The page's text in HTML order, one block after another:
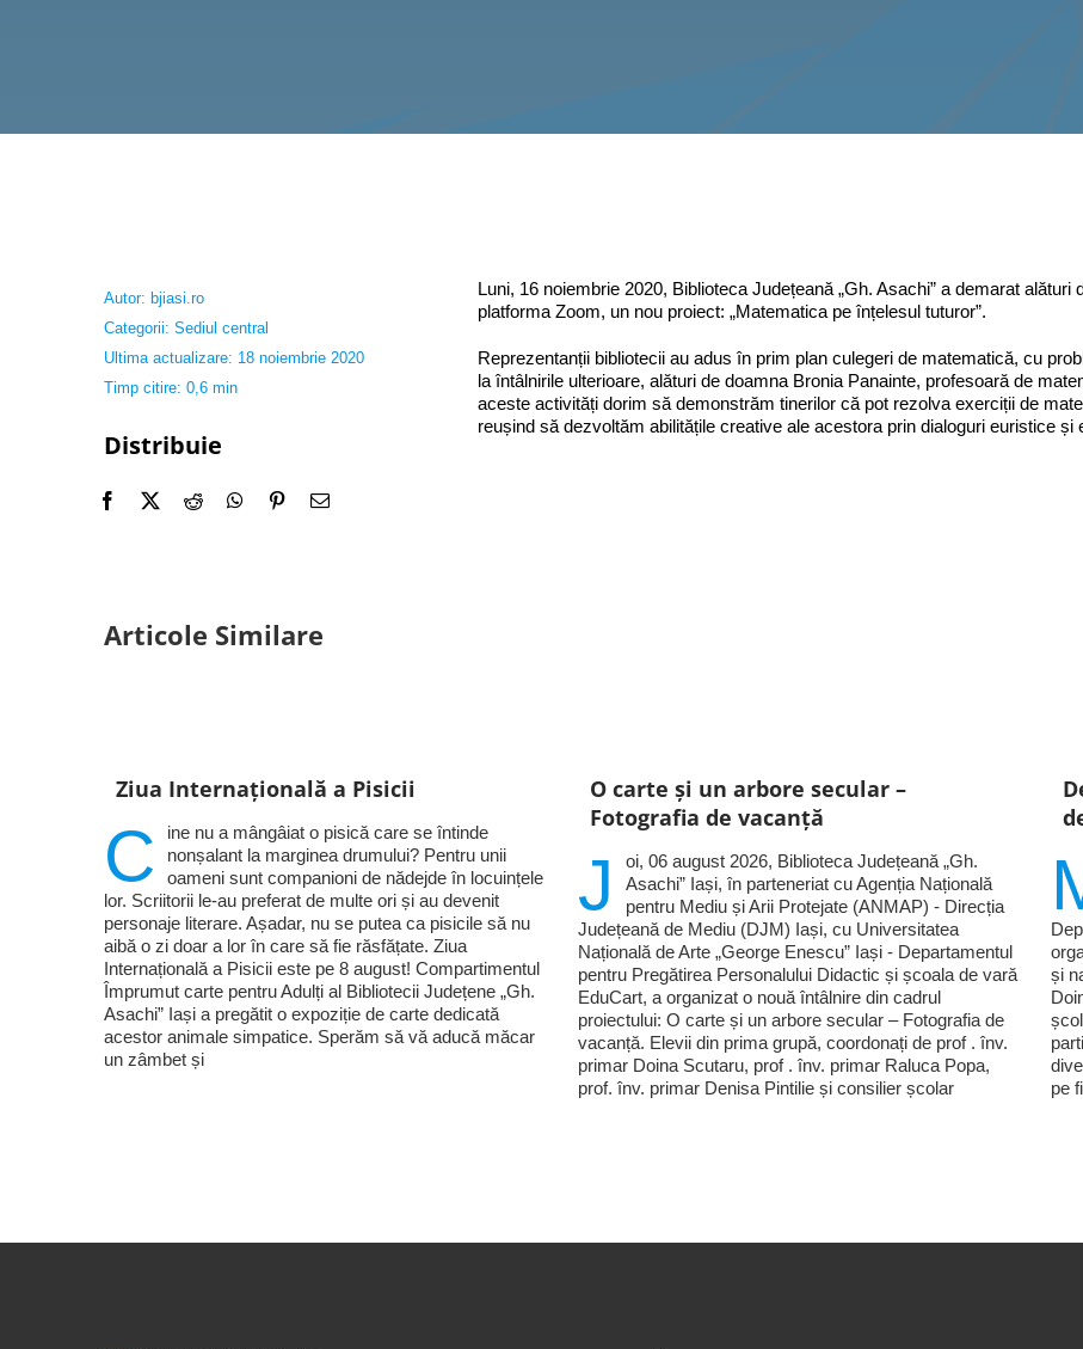
Autor: bjiasi.ro
Categorii: Sediul central
Ultima actualizare: 18 noiembrie 2020
Timp citire: 0,6 min
Distribuie
Luni, 16 noiembrie 2020, Biblioteca Județeană „Gh. Asachi” a demarat alături
platforma Zoom, un nou proiect: „Matematica pe înțelesul tuturor”.
Reprezentanții bibliotecii au adus în prim plan culegeri de matematică, cu
la întâlnirile ulterioare, alături de doamna Bronia Panainte, profesoară de
aceste activități dorim să demonstrăm tinerilor că pot rezolva exerciții de
reușind să dezvoltăm abilitățile creative ale acestora prin dialoguri euristice și
Articole Similare
Ziua Internațională a Pisicii
C
ine nu a mângâiat o pisică care se întinde
nonșalant la marginea drumului? Pentru unii
oameni sunt companioni de nădejde în locuințele
lor. Scriitorii le-au preferat de multe ori și au devenit
personaje literare. Așadar, nu se putea ca pisicile să nu
aibă o zi doar a lor în care să fie răsfățate. Ziua
Internațională a Pisicii este pe 8 august! Compartimentul
Împrumut carte pentru Adulți al Bibliotecii Județene „Gh.
Asachi” Iași a pregătit o expoziție de carte dedicată
acestor animale simpatice. Sperăm să vă aducă măcar
un zâmbet și
O carte și un arbore secular –
Fotografia de vacanță
J
oi, 06 august 2026, Biblioteca Județeană „Gh.
Asachi” Iași, în parteneriat cu Agenția Națională
pentru Mediu și Arii Protejate (ANMAP) - Direcția
Județeană de Mediu (DJM) Iași, cu Universitatea
Națională de Arte „George Enescu” Iași - Departamentul
pentru Pregătirea Personalului Didactic și școala de vară
EduCart, a organizat o nouă întâlnire din cadrul
proiectului: O carte și un arbore secular – Fotografia de
vacanță. Elevii din prima grupă, coordonați de prof . înv.
primar Doina Scutaru, prof . înv. primar Raluca Popa,
prof. înv. primar Denisa Pintilie și consilier școlar
și
pe